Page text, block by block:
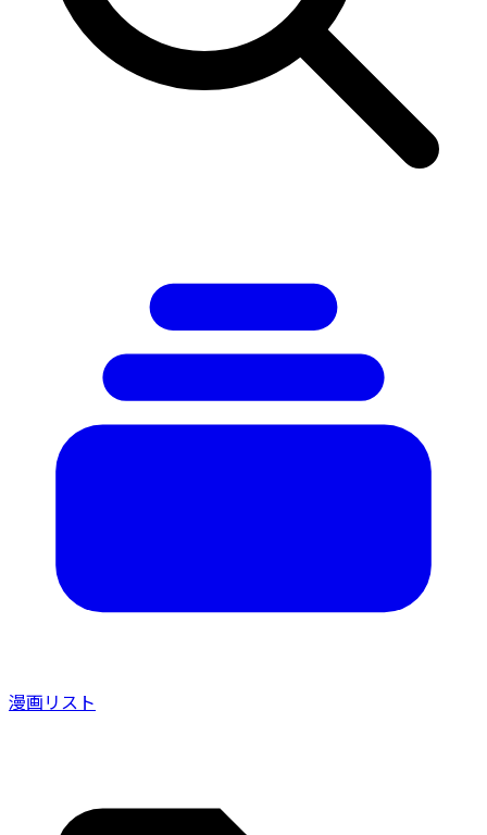
漫画リスト